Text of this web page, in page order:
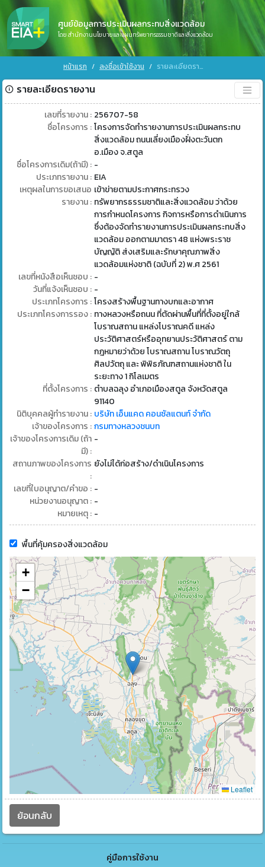
ศูนย์ข้อมูลการประเมินผลกระทบสิ่งแวดล้อม
โดย สำนักงานนโยบายและแผนทรัพยากรธรรมชาติและสิ่งแวดล้อม
หน้าแรก ลงชื่อเข้าใช้งาน รายละเอียดรายงาน
รายละเอียดรายงาน
เลขที่รายงาน : 256707-58
ชื่อโครงการ : โครงการจัดทำรายงานการประเมินผลกระทบ
สิ่งแวดล้อม ถนนเลี่ยงเมืองฝั่งตะวันตก
อ.เมือง จ.สตูล
ชื่อโครงการเดิม(ถ้ามี) : -
ประเภทรายงาน : EIA
เหตุผลในการขอเสนอ
รายงาน :
เข้าข่ายตามประกาศกระทรวง
ทรัพยากรธรรมชาติและสิ่งแวดล้อม ว่าด้วย
การกำหนดโครงการ กิจการหรือการดำเนินการ
ซึ่งต้องจัดทำรายงานการประเมินผลกระทบสิ่ง
แวดล้อม ออกตามมาตรา 48 แห่งพระราช
บัญญัติ ส่งเสริมและรักษาคุณภาพสิ่ง
แวดล้อมแห่งชาติ (ฉบับที่ 2) พ.ศ 2561
เลขที่หนังสือเห็นชอบ : -
วันที่แจ้งเห็นชอบ : -
ประเภทโครงการ : โครงสร้างพื้นฐานทางบกและอากาศ
ประเภทโครงการรอง : ทางหลวงหรือถนน ที่ตัดผ่านพื้นที่ที่ตั้งอยู่ใกล้
โบราณสถาน แหล่งโบราณคดี แหล่ง
ประวัติศาสตร์หรืออุทยานประวัติศาสตร์ ตาม
กฎหมายว่าด้วย โบราณสถาน โบราณวัตถุ
ศิลปวัตถุ และ พิพิธภัณฑสถานแห่งชาติ ใน
ระยะทาง 1 กิโลเมตร
ที่ตั้งโครงการ : ตำบลฉลุง อำเภอเมืองสตูล จังหวัดสตูล
91140
นิติบุคคลผู้ทำรายงาน : บริษัท เอ็นแคด คอนซัลแตนท์ จำกัด
เจ้าของโครงการ : กรมทางหลวงชนบท
เจ้าของโครงการเดิม (ถ้า
มี) :
-
สถานภาพของโครงการ
:
ยังไม่ได้ก่อสร้าง/ดำเนินโครงการ
เลขที่ใบอนุญาต/คำขอ : -
หน่วยงานอนุญาต : -
หมายเหตุ : -
พื้นที่คุ้มครองสิ่งแวดล้อม
+
−
Leaflet
ย้อนกลับ
คู่มือการใช้งาน